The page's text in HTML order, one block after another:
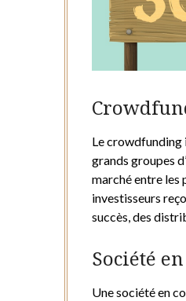
Le crowdfunding
grands groupes
marché entre les
investisseurs
succès, des
Société
Une société en